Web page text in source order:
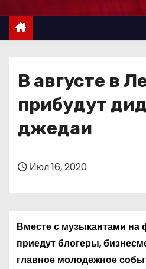
ж
В августе в
прибудут
джедаи
Июл 16, 2020
Вместе с музыкантами на
приедут блогеры,
главное молодежное